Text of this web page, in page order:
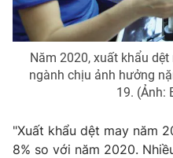
® Cấm sao chép dưới mọi
Năm 2020, xuất khẩu
ngành chịu ảnh hưởng
19. (Ảnh:
"Xuất khẩu dệt may năm
8% so với năm 2020.